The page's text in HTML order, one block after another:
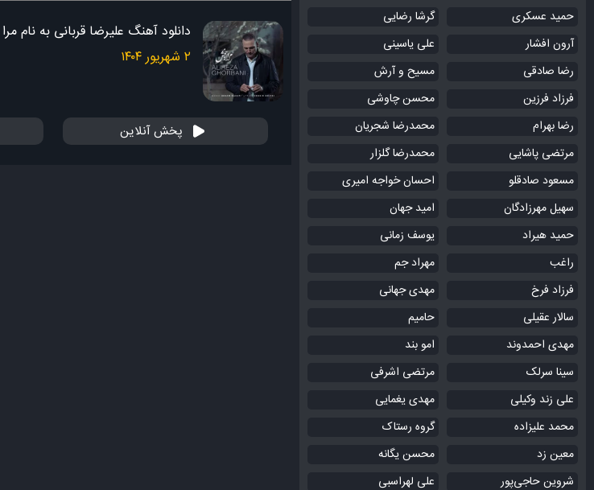
دانلود آهنگ علیرضا قربانی به نام
۲ شهریور ۱۴۰۴
پخش آنلاین
حمید عسکری
گرشا رضایی
آرون افشار
علی یاسینی
رضا صادقی
مسیح و آرش
فرزاد فرزین
محسن چاوشی
رضا بهرام
محمدرضا شجریان
مرتضی پاشایی
محمدرضا گلزار
مسعود صادقلو
احسان خواجه امیری
سهیل مهرزادگان
امید جهان
حمید هیراد
یوسف زمانی
راغب
مهراد جم
فرزاد فرخ
مهدی جهانی
سالار عقیلی
حامیم
مهدی احمدوند
امو بند
سینا سرلک
مرتضی اشرفی
علی زند وکیلی
مهدی یغمایی
محمد علیزاده
گروه رستاک
معین زد
محسن یگانه
شروین حاجی‌پور
علی لهراسبی